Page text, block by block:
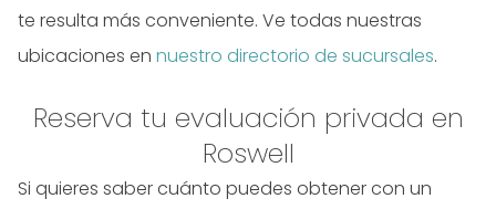
te resulta más conveniente. Ve todas nuestras
ubicaciones en nuestro directorio de sucursales.
Reserva tu evaluación privada en
Roswell
Si quieres saber cuánto puedes obtener con un